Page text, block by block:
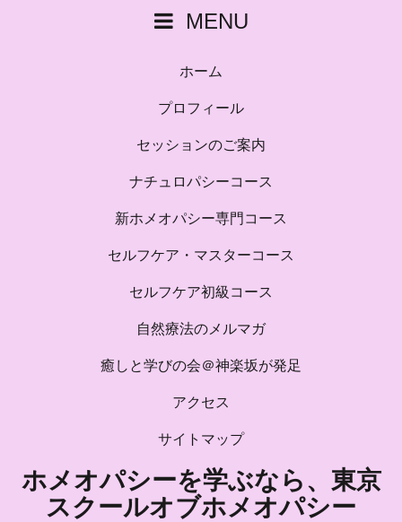
MENU
ホーム
プロフィール
セッションのご案内
ナチュロパシーコース
新ホメオパシー専門コース
セルフケア・マスターコース
セルフケア初級コース
自然療法のメルマガ
癒しと学びの会＠神楽坂が発足
アクセス
サイトマップ
ホメオパシーを学ぶなら、東京
スクールオブホメオパシー